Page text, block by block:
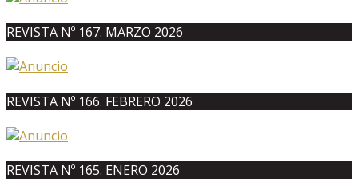
REVISTA Nº 167. MARZO 2026
REVISTA Nº 166. FEBRERO 2026
REVISTA Nº 165. ENERO 2026